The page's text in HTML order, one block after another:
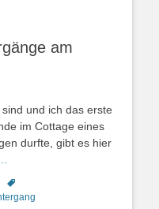
am
und ich das erste
im Cottage eines
durfte, gibt es hier
Schlagworte